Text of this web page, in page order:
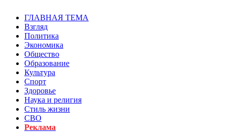
ГЛАВНАЯ ТЕМА
Взгляд
Политика
Экономика
Общество
Образование
Культура
Спорт
Здоровье
Наука и религия
Стиль жизни
СВО
Реклама